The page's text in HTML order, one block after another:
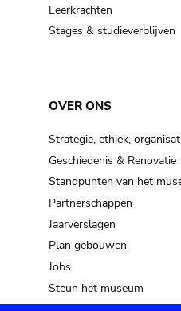
Leerkrachten
Stages & studieverblijven
OVER ONS
Strategie, ethiek,
Geschiedenis & Renovatie
Standpunten van het
Partnerschappen
Jaarverslagen
Plan gebouwen
Jobs
Steun het museum